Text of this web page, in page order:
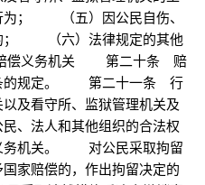
为； （五）因公民自伤、
； （六）法律规定的其他
赔偿义务机关 第二十条 赔
条的规定。 第二十一条 行
及看守所、监狱管理机关及
、法人和其他组织的合法权
务机关。 对公民采取拘留
家赔偿的，作出拘留决定的